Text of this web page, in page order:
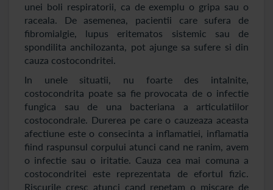
unei boli respiratorii, ca de exemplu o gripa sau o
raceala. De asemenea, pacientii care sufera de
fibromialgie, lupus eritematos sistemic sau de
spondilita anchilozanta, pot ajunge sa sufere si din
cauza costocondritei.
In unele situatii, nu foarte des intalnite,
costocondrita poate sa fie provocata de o infectie
fungica sau de una bacteriana a articulatiilor
costocondrale. Durerea pe care o cauzeaza aceasta
afectiune este o consecinta a inflamatiei, inflamatia
fiind raspunsul corpului atunci cand ne ranim, avem
o infectie sau o iritatie. Cauza cea mai comuna a
costocondritei este reprezentata de efortul fizic.
Riscurile cresc atunci cand repetam o miscare de